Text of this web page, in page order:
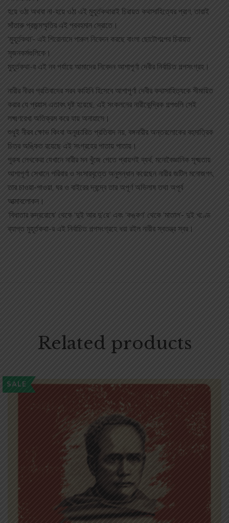
হয়ে ওঠা অথবা না-হয়ে ওঠা এই মুহূর্তকথারাই চিরায়ত কথাসাহিত্যের প্রাণ, তারাই
সাঁতারু প্রজন্মস্মৃতির এই প্রবহমান স্রোতে।
‘মুহূর্তকথা’- এই শিরোনামে পারুল নিবেদন করছে বাংলা ছোটোগল্পের চিরায়ত
সৃজনকর্মগুলিকে।
মুহূর্তকথা-র এই নব পর্যায়ে আমাদের নিবেদন আশাপূর্ণা দেবীর নির্বাচিত গল্পসংগ্রহ।
নারীর নীরব প্রতিবাদের সরব কাহিনি হিসেবে আশাপূর্ণা দেবীর কথাসাহিত্যকে সীমায়িত
করার যে প্রয়াস এতাবৎ দৃষ্ট হয়েছে, এই সংকলনের নারীকেন্দ্রিক গল্পগুলি সেই
লক্ষ্মণরেখা অতিক্রম করে যায় অনায়াসে।
শুধুই নীরব ক্ষোভ কিংবা অনুচ্চারিত প্রতিবাদ নয়, বঙ্গনারীর অন্তরলোকের বহুমাত্রিক
চিত্র অঙ্কিত রয়েছে এই সংগ্রহের পাতায় পাতায়।
পুরুষ লেখকেরা যেখানে নারীর মন খুঁজে পেতে প্রায়শই ব্যর্থ, মনোবৈজ্ঞানিক সূক্ষ্মতায়
আশাপূর্ণা সেখানে পরিবার ও সংসারবৃত্তে অনুসন্ধান করেছেন নারীর জটিল মনোজগৎ,
তার চাওয়া-পাওয়া, ঘর ও বাইরের দ্বন্দ্বে তার অপূর্ণ অভিলাষ তথা অপূর্ব
আত্মাবলোকন।
‘বিধাতার রুদ্ররোষে’ থেকে ‘দুই আর দু’য়ে’ এবং ‘কঙ্কণ’ থেকে ‘মাতাল’- দুই খণ্ডে
ব্যাপ্ত মুহূর্তকথা-র এই নির্বাচিত গল্পসংগ্রহে ধরা রইল নারীর স্বতন্ত্র স্বর।
Related products
SALE